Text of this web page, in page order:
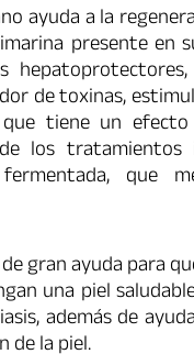
ayuda a la
presente en
hepatoprotectores,
de toxinas,
tiene un efecto
los
que
gran ayuda para
una piel
además de
de la piel.